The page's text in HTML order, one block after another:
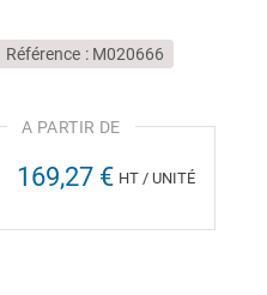
Référence M020666
169,27 € HT / UNITÉ